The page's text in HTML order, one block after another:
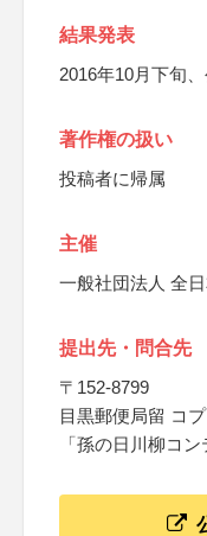
結果発表
2016年10月下旬
著作権の扱い
投稿者に帰属
主催
一般社団法人 全
提出先・問合先
〒152-8799
目黒郵便局留 コ
「孫の日川柳コ